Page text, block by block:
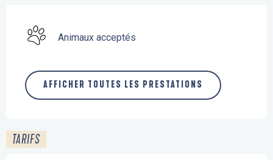
Animaux acceptés
AFFICHER TOUTES LES PRESTATIONS
TARIFS